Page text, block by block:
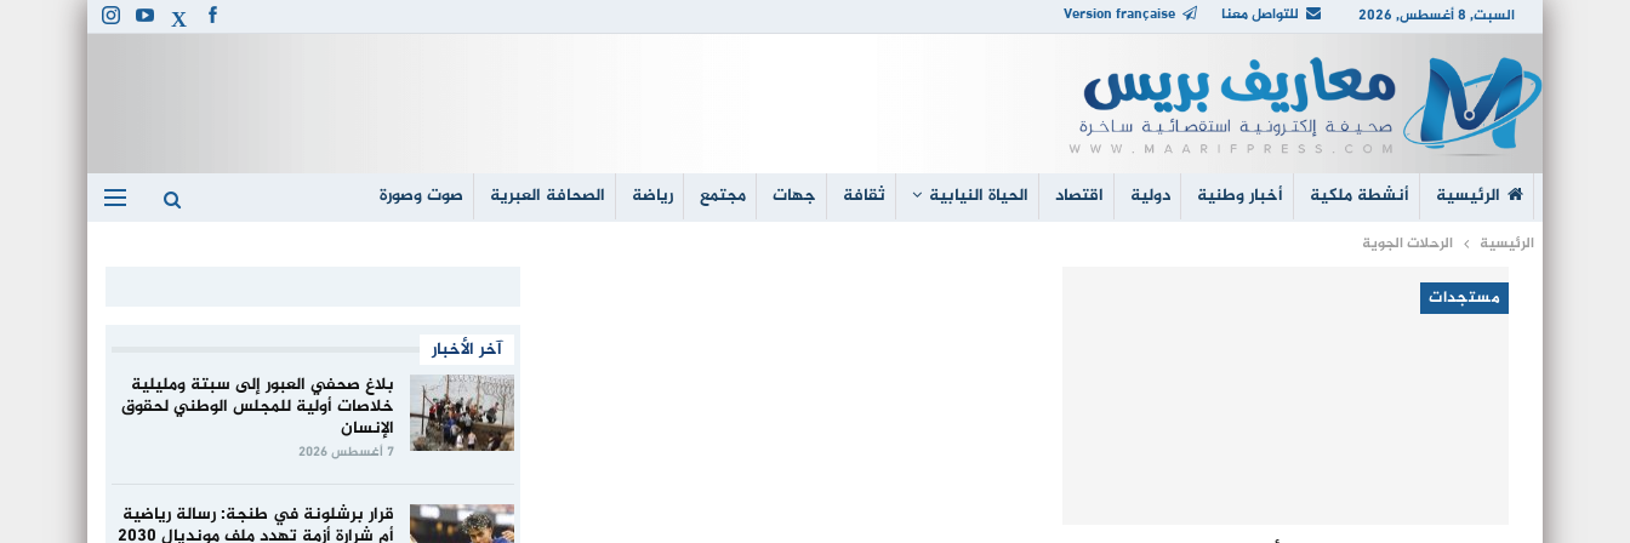
السبت, 8 أغسطس, 2026 للتواصل معنا Version française
الرئيسية أنشطة ملكية أخبار وطنية دولية اقتصاد الحياة النيابية ثقافة جهات مجتمع رياضة الصحافة العبرية صوت وصورة
الرئيسية الرحلات الجوية
مستجدات
آخر الأخبار
بلاغ صحفي العبور إلى سبتة ومليلية
خلاصات أولية للمجلس الوطني لحقوق
الإنسان
7 أغسطس 2026
قرار برشلونة في طنجة: رسالة رياضية
أم شرارة أزمة تهدد ملف مونديال 2030